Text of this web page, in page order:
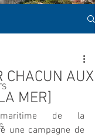
CHACUN AUX
MER]
de la
une campagne de